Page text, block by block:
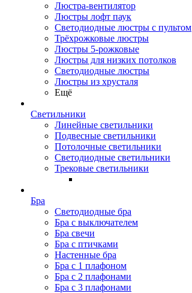
Люстра-вентилятор
Люстры лофт паук
Светодиодные люстры с пультом
Трёхрожковые люстры
Люстры 5-рожковые
Люстры для низких потолков
Cветодиодные люстры
Люстры из хрусталя
Ещё
Светильники
Линейные светильники
Подвесные светильники
Потолочные светильники
Светодиодные светильники
Трековые светильники
Бра
Светодиодные бра
Бра с выключателем
Бра свечи
Бра с птичками
Настенные бра
Бра с 1 плафоном
Бра с 2 плафонами
Бра с 3 плафонами